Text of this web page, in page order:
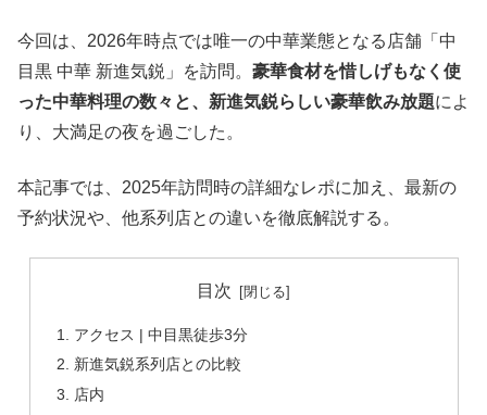
今回は、2026年時点では唯一の中華業態となる店舗「中
目黒 中華 新進気鋭」を訪問。 豪華食材を惜しげもなく使
った中華料理の数々と、新進気鋭らしい豪華飲み放題によ
り、大満足の夜を過ごした。
本記事では、2025年訪問時の詳細なレポに加え、最新の
予約状況や、他系列店との違いを徹底解説する。
目次
アクセス | 中目黒徒歩3分
新進気鋭系列店との比較
店内